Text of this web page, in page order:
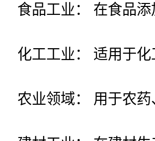
食品工业： 在食品
化工工业： 适用于
农业领域： 用于农